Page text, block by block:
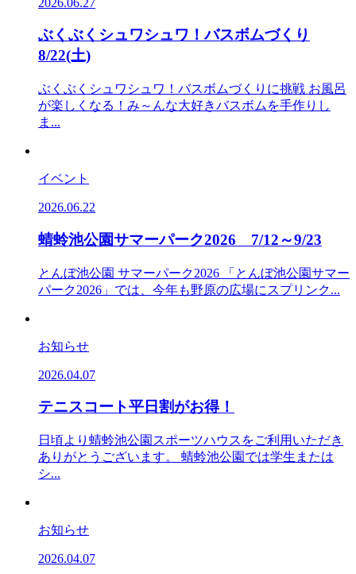
ぶくぶくシュワシュワ！バスボムづくり
8/22(土)
ぶくぶくシュワシュワ！バスボムづくりに挑戦 お風呂
が楽しくなる！み～んな大好きバスボムを手作りし
ま...
イベント
2026.06.22
蜻蛉池公園サマーパーク2026 7/12～9/23
とんぼ池公園 サマーパーク2026 「とんぼ池公園サマー
パーク2026」では、今年も野原の広場にスプリンク...
お知らせ
2026.04.07
テニスコート平日割がお得！
日頃より蜻蛉池公園スポーツハウスをご利用いただき
ありがとうございます。 蜻蛉池公園では学生または
シ...
お知らせ
2026.04.07